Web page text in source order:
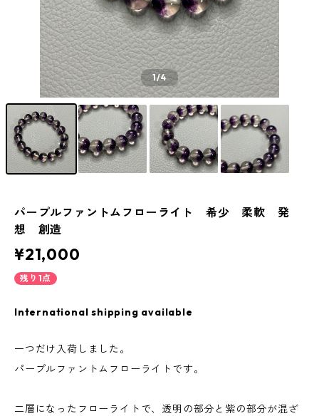
1/4
パープルファントムフローライト 希少 柔軟 発
想 創造
¥21,000
残り1点
International shipping available
一つだけ入荷しました。
パープルファントムフローライトです。
二層になったフローライトで、透明の部分と紫の部分が混ざ